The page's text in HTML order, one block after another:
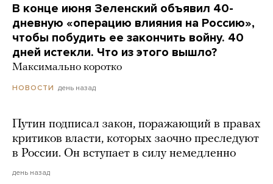
В конце июня Зеленский объявил 40-
дневную «операцию влияния на Россию»,
чтобы побудить ее закончить войну. 40
дней истекли. Что из этого вышло?
Максимально коротко
НОВОСТИ день назад
Путин подписал закон, поражающий в правах
критиков власти, которых заочно преследуют
в России. Он вступает в силу немедленно
день назад